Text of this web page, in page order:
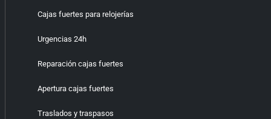
Cajas fuertes para relojerías
Urgencias 24h
Reparación cajas fuertes
Apertura cajas fuertes
Traslados y traspasos